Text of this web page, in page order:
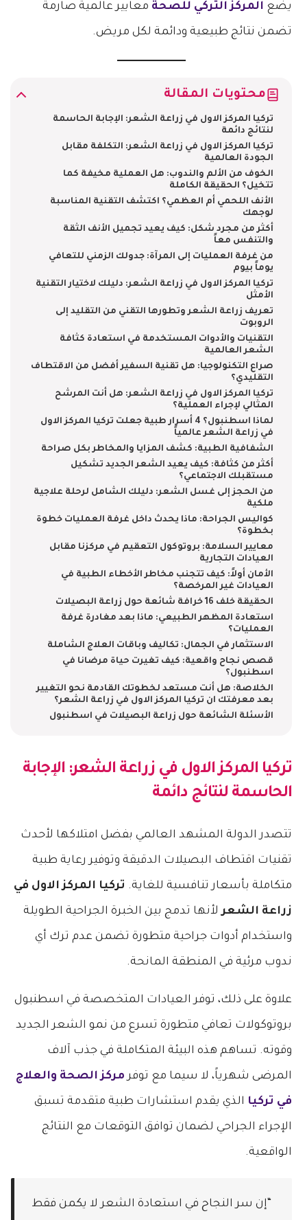
يضع المركز التركي للصحة معايير عالمية صارمة
تضمن نتائج طبيعية ودائمة لكل مريض.
محتويات المقالة
تركيا المركز الاول في زراعة الشعر: الإجابة الحاسمة
لنتائج دائمة
تركيا المركز الاول في زراعة الشعر: التكلفة مقابل
الجودة العالمية
الخوف من الألم والندوب: هل العملية مخيفة كما
تتخيل؟ الحقيقة الكاملة
الأنف اللحمي أم العظمي؟ اكتشف التقنية المناسبة
لوجهك
أكثر من مجرد شكل: كيف يعيد تجميل الأنف الثقة
والتنفس معاً
من غرفة العمليات إلى المرآة: جدولك الزمني للتعافي
يوماً بيوم
تركيا المركز الاول في زراعة الشعر: دليلك لاختيار التقنية
الأمثل
تعريف زراعة الشعر وتطورها التقني من التقليد إلى
الروبوت
التقنيات والأدوات المستخدمة في استعادة كثافة
الشعر العالمية
صراع التكنولوجيا: هل تقنية السفير أفضل من الاقتطاف
التقليدي؟
تركيا المركز الاول في زراعة الشعر: هل أنت المرشح
المثالي لإجراء العملية؟
لماذا اسطنبول؟ 4 أسرار طبية جعلت تركيا المركز الاول
في زراعة الشعر عالمياً
الشفافية الطبية: كشف المزايا والمخاطر بكل صراحة
أكثر من كثافة: كيف يعيد الشعر الجديد تشكيل
مستقبلك الاجتماعي؟
من الحجز إلى غسل الشعر: دليلك الشامل لرحلة علاجية
ملكية
كواليس الجراحة: ماذا يحدث داخل غرفة العمليات خطوة
بخطوة؟
معايير السلامة: بروتوكول التعقيم في مركزنا مقابل
العيادات التجارية
الأمان أولاً: كيف تتجنب مخاطر الأخطاء الطبية في
العيادات غير المرخصة؟
الحقيقة خلف 16 خرافة شائعة حول زراعة البصيلات
استعادة المظهر الطبيعي: ماذا بعد مغادرة غرفة
العمليات؟
الاستثمار في الجمال: تكاليف وباقات العلاج الشاملة
قصص نجاح واقعية: كيف تغيرت حياة مرضانا في
اسطنبول؟
الخلاصة: هل أنت مستعد لخطوتك القادمة نحو التغيير
بعد معرفتك ان تركيا المركز الاول في زراعة الشعر؟
الأسئلة الشائعة حول زراعة البصيلات في اسطنبول
تركيا المركز الاول في زراعة الشعر: الإجابة
الحاسمة لنتائج دائمة
تتصدر الدولة المشهد العالمي بفضل امتلاكها لأحدث
تقنيات اقتطاف البصيلات الدقيقة وتوفير رعاية طبية
متكاملة بأسعار تنافسية للغاية. تركيا المركز الاول في
زراعة الشعرلأنها تدمج بين الخبرة الجراحية الطويلة
واستخدام أدوات جراحية متطورة تضمن عدم ترك أي
ندوب مرئية في المنطقة المانحة.
علاوة على ذلك، توفر العيادات المتخصصة في اسطنبول
بروتوكولات تعافي متطورة تسرع من نمو الشعر الجديد
وقوته. تساهم هذه البيئة المتكاملة في جذب آلاف
المرضى شهرياً، لا سيما مع توفرمركز الصحة والعلاج
في تركيا الذي يقدم استشارات طبية متقدمة تسبق
الإجراء الجراحي لضمان توافق التوقعات مع النتائج
الواقعية.
“إن سر النجاح في استعادة الشعر لا يكمن فقط